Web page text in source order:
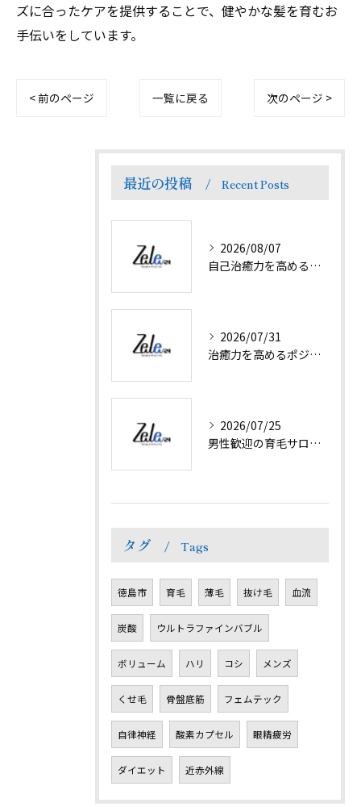
ズに合ったケアを提供することで、健やかな髪を育むお
手伝いをしています。
< 前のページ 一覧に戻る 次のページ >
最近の投稿 Recent Posts
2026/08/07
自己治癒力を高めるプランで徳島県名西郡神山町の癒やし体験と地域の魅力を探る
2026/07/31
治癒力を高めるポジティブ思考と日常で実践できる方法を徹底解説
2026/07/25
男性歓迎の育毛サロンで抜け毛対策と髪ボリューム回復
タグ Tags
徳島市 育毛 薄毛 抜け毛 血流
炭酸 ウルトラファインバブル
ボリューム ハリ コシ メンズ
くせ毛 骨盤底筋 フェムテック
自律神経 酸素カプセル 眼精疲労
ダイエット 近赤外線